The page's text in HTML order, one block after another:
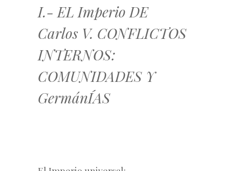
I.- EL Imperio DE
Carlos V. CONFLICTOS
INTERNOS:
COMUNIDADES Y
GermánÍAS